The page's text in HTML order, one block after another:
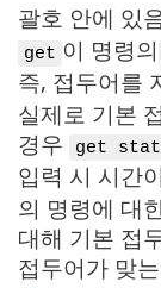
괄호 안에 있
get 이 명령의
즉, 접두어를
실제로 기본
경우
get
입력 시 시간
의 명령에 대
대해 기본 접
접두어가 맞